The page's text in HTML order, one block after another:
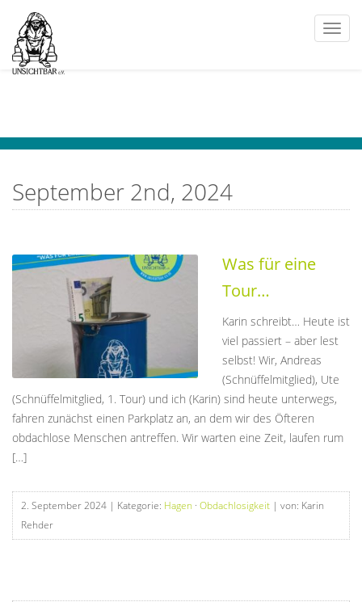
September 2nd, 2024
Was für eine
Tour…
Karin schreibt… Heute ist
viel passiert – aber lest
selbst! Wir, Andreas
(Schnüffelmitglied), Ute
(Schnüffelmitglied, 1. Tour) und ich (Karin) sind heute unterwegs,
fahren zunächst einen Parkplatz an, an dem wir des Öfteren
obdachlose Menschen antreffen. Wir warten eine Zeit, laufen rum
[…]
2. September 2024 | Kategorie: Hagen · Obdachlosigkeit | von: Karin
Rehder